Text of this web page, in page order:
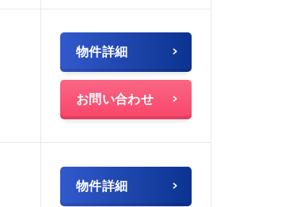
物件詳細
お問い合わせ
物件詳細